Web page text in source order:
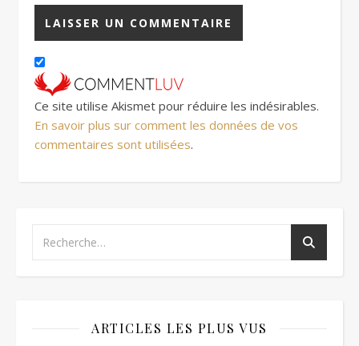
Ce site utilise Akismet pour réduire les indésirables.
En savoir plus sur comment les données de vos
commentaires sont utilisées.
ARTICLES LES PLUS VUS